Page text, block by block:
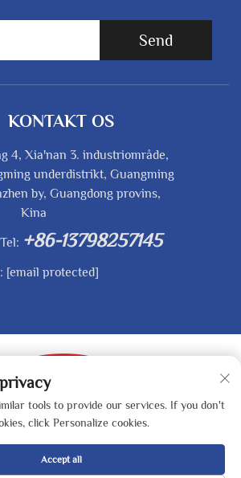
Send
KONTAKT OS
4, Xia'nan 3. industriområde,
underdistrikt, Guangming
by, Guangdong provins,
Kina
Tel: +86-13798257145
[email protected]
2025 af SHENZHEN REDY-MED
CO.,LTD - Privatlivspolitik
tools to provide our services. If you don't
click Personalize cookies.
Accept all